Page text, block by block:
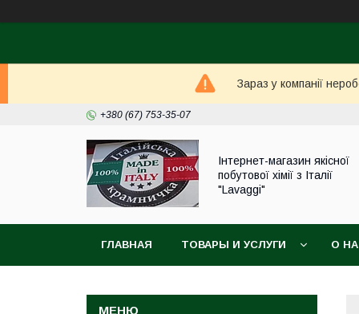
Зараз у компанії
+380 (67) 753-35-07
Інтернет-магазин якісної
побутової хімії з Італії
"Lavaggi"
ГЛАВНАЯ ТОВАРЫ И УСЛУГИ О